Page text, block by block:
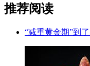
推荐阅读
“减重黄金期”到